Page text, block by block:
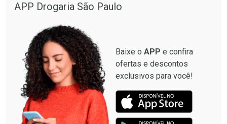
APP Drogaria São Paulo
Baixe o APP e confira
ofertas e descontos
exclusivos para você!